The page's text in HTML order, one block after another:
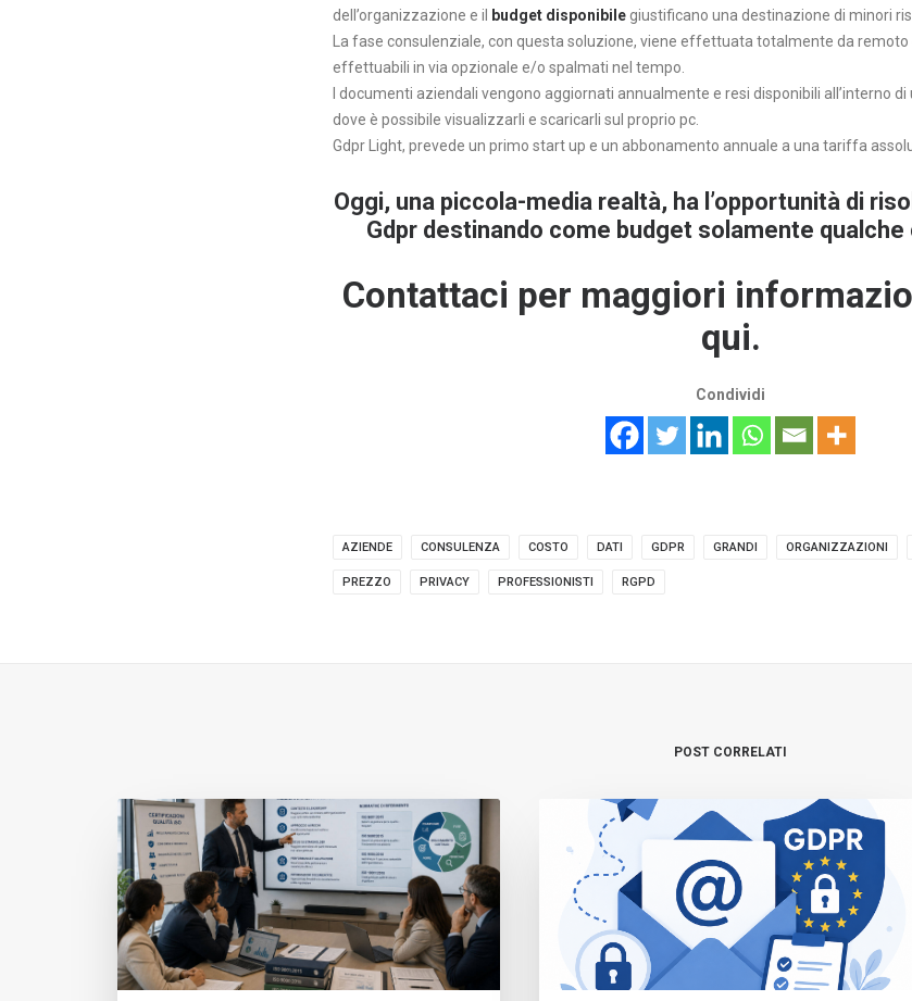
dell’organizzazione e il
budget disponibile giustificano una destinazione di minori
La fase consulenziale, con questa soluzione, viene effettuata totalmente da remoto
effettuabili in via opzionale e/o spalmati nel tempo.
I documenti aziendali vengono aggiornati annualmente e resi disponibili all’interno di
dove è possibile visualizzarli e scaricarli sul proprio pc.
Gdpr Light, prevede un primo start up e un abbonamento annuale a una tariffa
Oggi, una piccola-media realtà, ha l’opportunità di
Gdpr destinando come budget solamente qualche
Contattaci per maggiori
qui.
Condividi
AZIENDE CONSULENZA COSTO DATI GDPR GRANDI ORGANIZZAZIONI
PREZZO PRIVACY PROFESSIONISTI RGPD
POST CORRELATI